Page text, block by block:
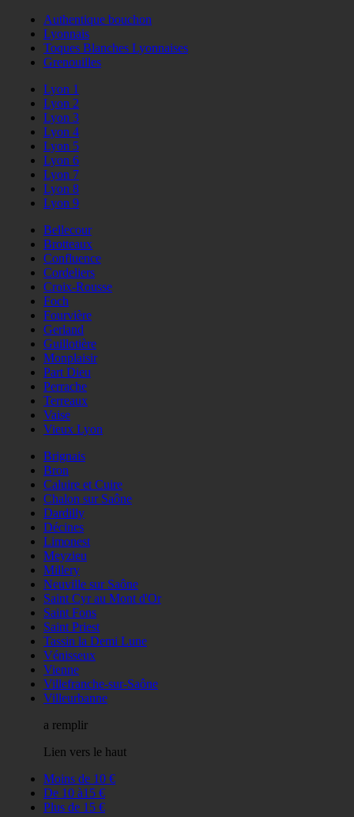
Authentique bouchon
Lyonnais
Toques Blanches Lyonnaises
Grenouilles
Lyon 1
Lyon 2
Lyon 3
Lyon 4
Lyon 5
Lyon 6
Lyon 7
Lyon 8
Lyon 9
Bellecour
Brotteaux
Confluence
Cordeliers
Croix-Rousse
Foch
Fourvière
Gerland
Guillotière
Monplaisir
Part Dieu
Perrache
Terreaux
Vaise
Vieux Lyon
Brignais
Bron
Caluire et Cuire
Chalon sur Saône
Dardilly
Décines
Limonest
Meyzieu
Millery
Neuville sur Saône
Saint Cyr au Mont d'Or
Saint Fons
Saint Priest
Tassin la Demi Lune
Vénisseux
Vienne
Villefranche-sur-Saône
Villeurbanne
a remplir
Lien vers le haut
Moins de 10 €
De 10 à15 €
Plus de 15 €